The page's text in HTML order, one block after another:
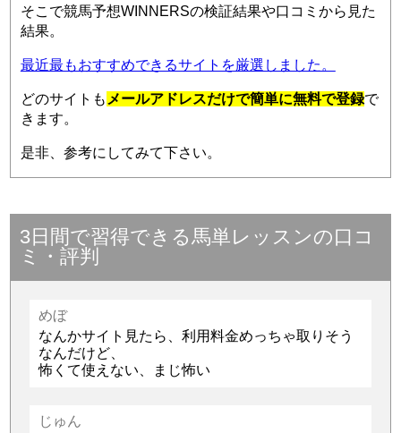
そこで競馬予想WINNERSの検証結果や口コミから見た
結果。
最近最もおすすめできるサイトを厳選しました。
どのサイトも メールアドレスだけで簡単に無料で登録で
きます。
是非、参考にしてみて下さい。
3日間で習得できる馬単レッスンの口コ
ミ・評判
めぼ
なんかサイト見たら、利用料金めっちゃ取りそう
なんだけど、
怖くて使えない、まじ怖い
じゅん